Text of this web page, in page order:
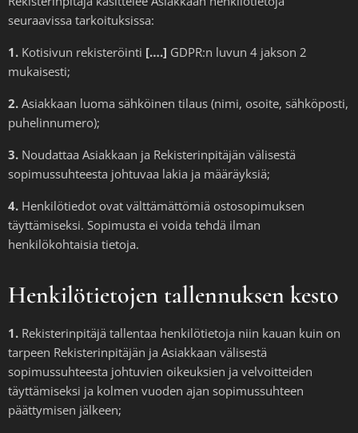
seuraavissa tarkoituksissa:
1. Kotisivun rekisteröinti [….] GDPR:n luvun 4 jakson 2
mukaisesti;
2. Asiakkaan luoma sähköinen tilaus (nimi, osoite, sähköposti,
puhelinnumero);
3. Noudattaa Asiakkaan ja Rekisterinpitäjän välisestä
sopimussuhteesta johtuvaa lakia ja määräyksiä;
4. Henkilötiedot ovat välttämättömiä ostosopimuksen
täyttämiseksi. Sopimusta ei voida tehdä ilman
henkilökohtaisia tietoja.
Henkilötietojen tallennuksen kesto
1. Rekisterinpitäjä tallentaa henkilötietoja niin kauan kuin on
tarpeen Rekisterinpitäjän ja Asiakkaan välisestä
sopimussuhteesta johtuvien oikeuksien ja velvoitteiden
täyttämiseksi ja kolmen vuoden ajan sopimussuhteen
päättymisen jälkeen;